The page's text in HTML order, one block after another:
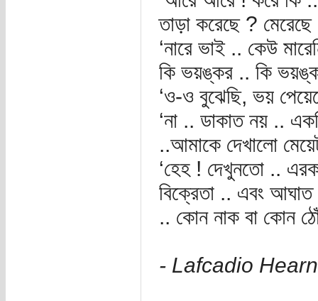
তাড়া করেছে ?
‘নারে ভাই .. কেউ
কি ভয়ঙ্কর .. কি
‘ও-ও বুঝেছি, ভয়
‘না .. ডাকাত নয় ..
..আমাকে দেখালো
‘হেহ ! দেখুনতো ..
বিক্রেতা .. এবং
.. কোন নাক বা কোন
- Lafcadio Hearn